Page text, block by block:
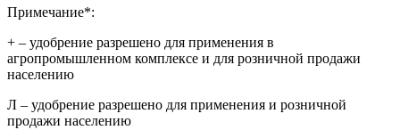
Примечание*:
+ – удобрение разрешено для применения в
агропромышленном комплексе и для розничной продажи
населению
Л – удобрение разрешено для применения и розничной
продажи населению